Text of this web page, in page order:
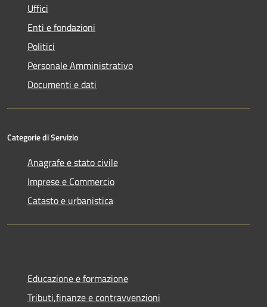
Uffici
Enti e fondazioni
Politici
Personale Amministrativo
Documenti e dati
Categorie di Servizio
Anagrafe e stato civile
Imprese e Commercio
Catasto e urbanistica
Educazione e formazione
Tributi,finanze e contravvenzioni